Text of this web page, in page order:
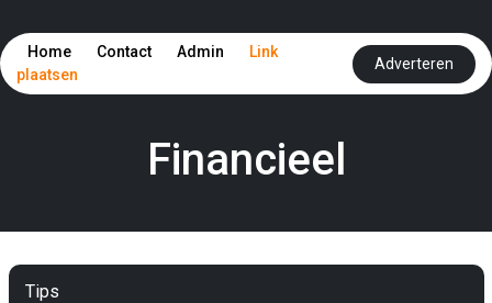
Home Contact Admin
Link
plaatsen
Adverteren
Financieel
Tips